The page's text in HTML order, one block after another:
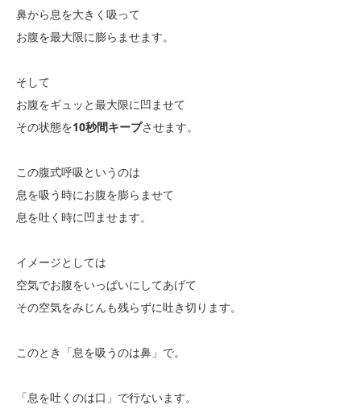
鼻から息を大きく吸って
お腹を最大限に膨らませます。
そして
お腹をギュッと最大限に凹ませて
その状態を10秒間キープさせます。
この腹式呼吸というのは
息を吸う時にお腹を膨らませて
息を吐く時に凹ませます。
イメージとしては
空気でお腹をいっぱいにしてあげて
その空気をみじんも残らずに吐き切ります。
このとき「息を吸うのは鼻」で。
「息を吐くのは口」で行ないます。